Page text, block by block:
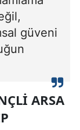
güveni
ARSA